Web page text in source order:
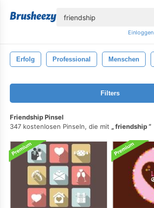
Einloggen
Erfolg Professional Menschen
Filters
Friendship Pinsel
347 kostenlosen Pinseln, die mit
friendship